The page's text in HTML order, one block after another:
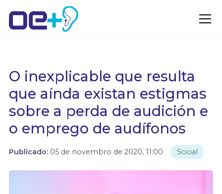
O inexplicable que resulta
que aínda existan estigmas
sobre a perda de audición e
o emprego de audífonos
Publicado: 05 de novembro de 2020, 11:00 Social